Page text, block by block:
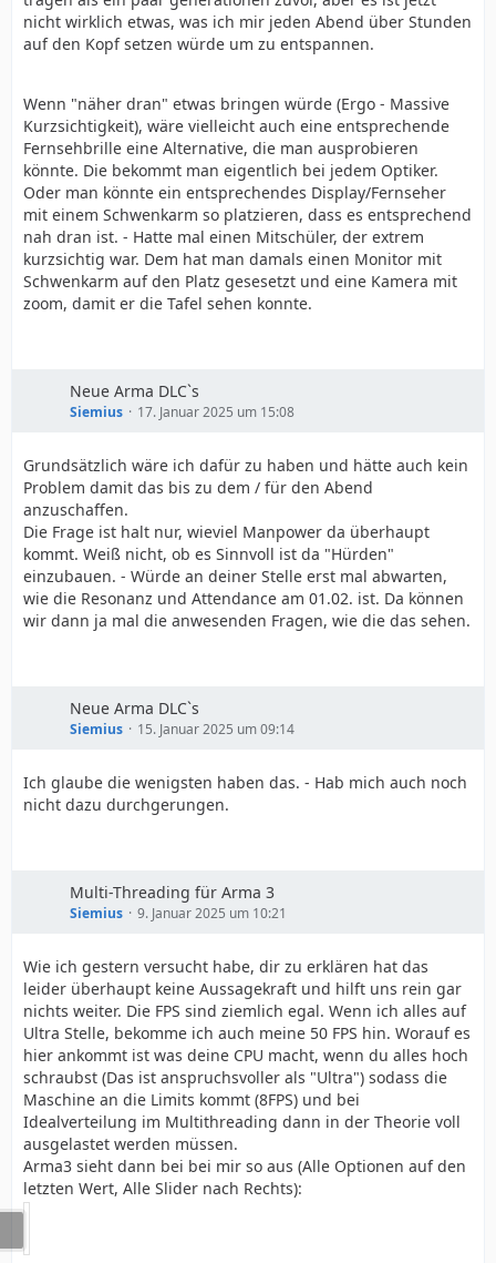
nicht wirklich etwas, was ich mir jeden Abend über Stunden
auf den Kopf setzen würde um zu entspannen.
Wenn "näher dran" etwas bringen würde (Ergo - Massive
Kurzsichtigkeit), wäre vielleicht auch eine entsprechende
Fernsehbrille eine Alternative, die man ausprobieren
könnte. Die bekommt man eigentlich bei jedem Optiker.
Oder man könnte ein entsprechendes Display/Fernseher
mit einem Schwenkarm so platzieren, dass es entsprechend
nah dran ist. - Hatte mal einen Mitschüler, der extrem
kurzsichtig war. Dem hat man damals einen Monitor mit
Schwenkarm auf den Platz gesesetzt und eine Kamera mit
zoom, damit er die Tafel sehen konnte.
Neue Arma DLC`s
Siemius 17. Januar 2025 um 15:08
Grundsätzlich wäre ich dafür zu haben und hätte auch kein
Problem damit das bis zu dem / für den Abend
anzuschaffen.
Die Frage ist halt nur, wieviel Manpower da überhaupt
kommt. Weiß nicht, ob es Sinnvoll ist da "Hürden"
einzubauen. - Würde an deiner Stelle erst mal abwarten,
wie die Resonanz und Attendance am 01.02. ist. Da können
wir dann ja mal die anwesenden Fragen, wie die das sehen.
Neue Arma DLC`s
Siemius 15. Januar 2025 um 09:14
Ich glaube die wenigsten haben das. - Hab mich auch noch
nicht dazu durchgerungen.
Multi-Threading für Arma 3
Siemius 9. Januar 2025 um 10:21
Wie ich gestern versucht habe, dir zu erklären hat das
leider überhaupt keine Aussagekraft und hilft uns rein gar
nichts weiter. Die FPS sind ziemlich egal. Wenn ich alles auf
Ultra Stelle, bekomme ich auch meine 50 FPS hin. Worauf es
hier ankommt ist was deine CPU macht, wenn du alles hoch
schraubst (Das ist anspruchsvoller als "Ultra") sodass die
Maschine an die Limits kommt (8FPS) und bei
Idealverteilung im Multithreading dann in der Theorie voll
ausgelastet werden müssen.
Arma3 sieht dann bei bei mir so aus (Alle Optionen auf den
letzten Wert, Alle Slider nach Rechts):